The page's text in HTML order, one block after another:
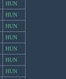
HUN
HUN
HUN
HUN
HUN
HUN
HUN